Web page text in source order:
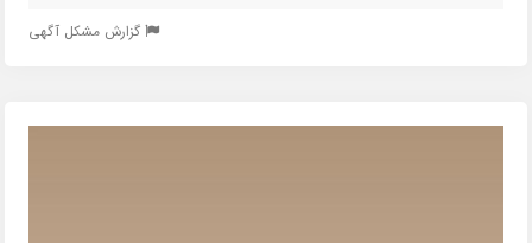
گزارش مشکل آگهی